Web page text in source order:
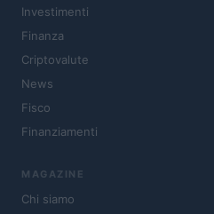
Investimenti
Finanza
Criptovalute
News
Fisco
Finanziamenti
MAGAZINE
Chi siamo